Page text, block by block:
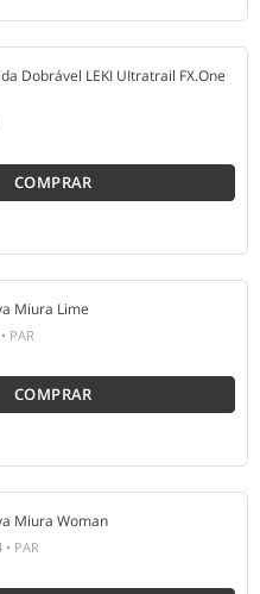
Dobrável LEKI UItratrail FX.One
COMPRAR
Miura Lime
• PAR
COMPRAR
Miura Woman
• PAR